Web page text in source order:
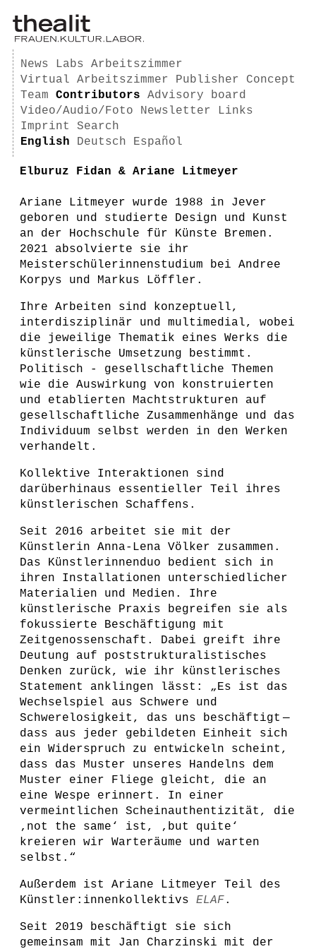
News Labs
Arbeitszimmer
Virtual Arbeitszimmer
Publisher
Concept
Team
Contributors
Advisory board
Video/Audio/Foto
Newsletter
Links
Imprint
Search
English
Deutsch Español
Elburuz Fidan & Ariane Litmeyer
Ariane Litmeyer wurde 1988 in Jever
geboren und studierte Design und Kunst
an der Hochschule für Künste Bremen.
2021 absolvierte sie ihr
Meisterschülerinnenstudium bei Andree
Korpys und Markus Löffler.
Ihre Arbeiten sind konzeptuell,
interdisziplinär und multimedial, wobei
die jeweilige Thematik eines Werks die
künstlerische Umsetzung bestimmt.
Politisch - gesellschaftliche Themen
wie die Auswirkung von konstruierten
und etablierten Machtstrukturen auf
gesellschaftliche Zusammenhänge und das
Individuum selbst werden in den Werken
verhandelt.
Kollektive Interaktionen sind
darüberhinaus essentieller Teil ihres
künstlerischen Schaffens.
Seit 2016 arbeitet sie mit der
Künstlerin Anna-Lena Völker zusammen.
Das Künstlerinnenduo bedient sich in
ihren Installationen unterschiedlicher
Materialien und Medien. Ihre
künstlerische Praxis begreifen sie als
fokussierte Beschäftigung mit
Zeitgenossenschaft. Dabei greift ihre
Deutung auf poststrukturalistisches
Denken zurück, wie ihr künstlerisches
Statement anklingen lässt: „Es ist das
Wechselspiel aus Schwere und
Schwerelosigkeit, das uns beschäftigt —
dass aus jeder gebildeten Einheit sich
ein Widerspruch zu entwickeln scheint,
dass das Muster unseres Handelns dem
Muster einer Fliege gleicht, die an
eine Wespe erinnert. In einer
vermeintlichen Scheinauthentizität, die
‚not the same‘ ist, ‚but quite‘
kreieren wir Warteräume und warten
selbst.“
Außerdem ist Ariane Litmeyer Teil des
Künstler:innenkollektivs ELAF.
Seit 2019 beschäftigt sie sich
gemeinsam mit Jan Charzinski mit der